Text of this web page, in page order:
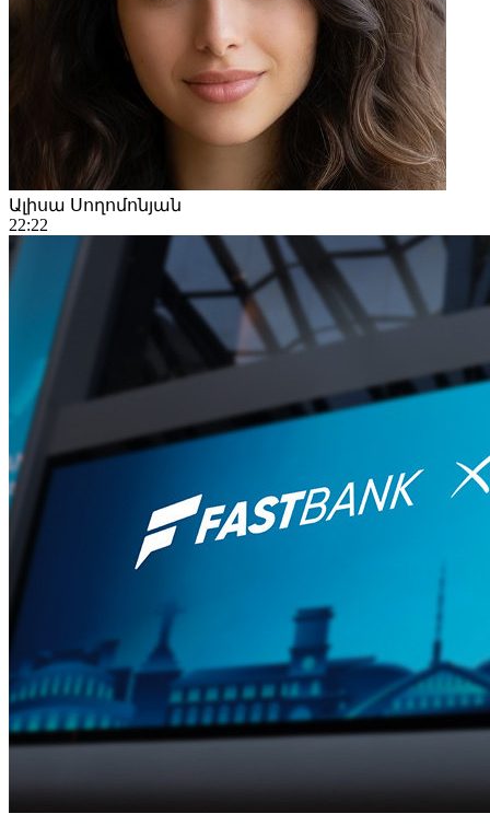
Ալիսա Սողոմոնյան
22:22